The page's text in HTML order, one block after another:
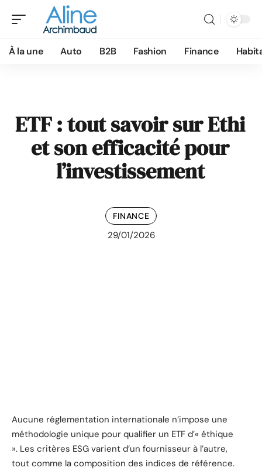
À la une Auto B2B Fashion Finance
ETF : tout savoir sur Ethi
et son efficacité pour
l’investissement
FINANCE
29/01/2026
Aucune réglementation internationale n’impose une
méthodologie unique pour qualifier un ETF d’« éthique
». Les critères ESG varient d’un fournisseur à l’autre,
tout comme la composition des indices de référence.